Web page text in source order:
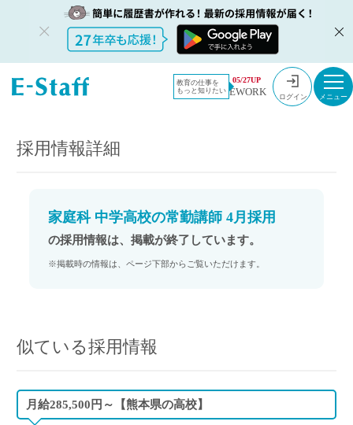
教育の仕事を
もっと知りたい
05/27UP
EWORK ログイン
教員採用情
報のイー・
採用情報
家庭科 中学高校の常勤講師 4月採用
採用情報詳細
家庭科 中学高校の常勤講師 4月採用
の採用情報は、掲載が終了しています。
※掲載時の情報は、ページ下部からご覧いただけます。
似ている採用情報
月給285,500円～【熊本県の高校】